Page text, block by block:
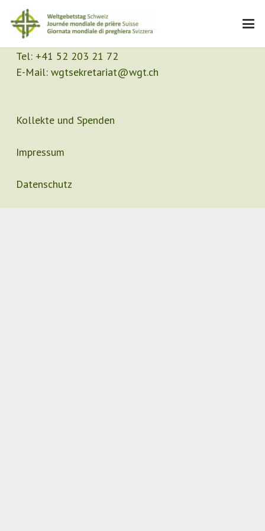
Kontakt
Sekretariat
Tel: +41 52 203 21 72
E-Mail: wgtsekretariat@wgt.ch
Kollekte und Spenden
Impressum
Datenschutz